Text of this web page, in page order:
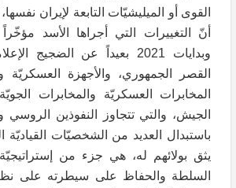
القوى أو الميليشيّات التابعة لإيران
وبدايات 2021 بعيداً عن
القصر الجمهوري، والأجهزة العسكريّة
المخابرات العسكريّة والمخابرات
الجيش، والتي تتجاوز النفوذين الروسي
باستبدال العديد من الشخصيّات
يثق بولائهم له، هي جزء من
السلطة والحفاظ على سيطرته على